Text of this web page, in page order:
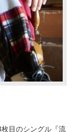
目のシングル『流